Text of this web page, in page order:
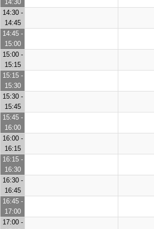
14:30
14:30 -
14:45
14:45 -
15:00
15:00 -
15:15
15:15 -
15:30
15:30 -
15:45
15:45 -
16:00
16:00 -
16:15
16:15 -
16:30
16:30 -
16:45
16:45 -
17:00
17:00 -